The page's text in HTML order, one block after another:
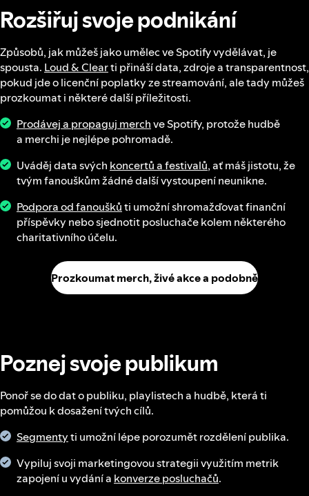
Rozšiřuj svoje podnikání
Způsobů, jak můžeš jako umělec ve Spotify vydělávat, je
spousta. Loud & Clearti přináší data, zdroje a transparentnost,
pokud jde o licenční poplatky ze streamování, ale tady můžeš
prozkoumat i některé další příležitosti.
Prodávej a propaguj merchve Spotify, protože hudbě
a merchi je nejlépe pohromadě.
Uváděj data svých koncertů a festivalů, ať máš jistotu, že
tvým fanouškům žádné další vystoupení neunikne.
Podpora od fanouškůti umožní shromažďovat finanční
příspěvky nebo sjednotit posluchače kolem některého
charitativního účelu.
Prozkoumat merch, živé akce a podobně
Poznej svoje publikum
Ponoř se do dat o publiku, playlistech a hudbě, která ti
pomůžou k dosažení tvých cílů.
Segmentyti umožní lépe porozumět rozdělení publika.
Vypiluj svoji marketingovou strategii využitím metrik
zapojení u vydání a konverze posluchačů.